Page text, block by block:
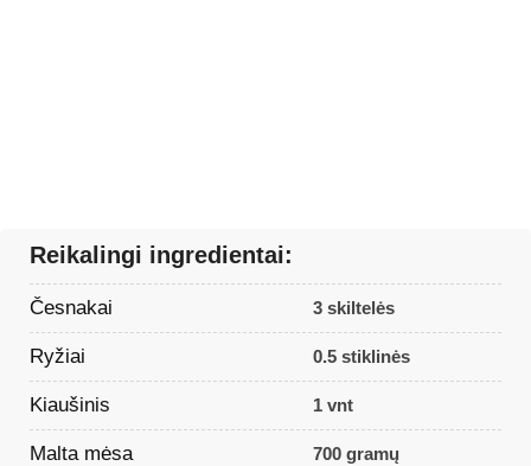
Reikalingi ingredientai:
Česnakai 3 skiltelės
Ryžiai 0.5 stiklinės
Kiaušinis 1 vnt
Malta mėsa 700 gramų